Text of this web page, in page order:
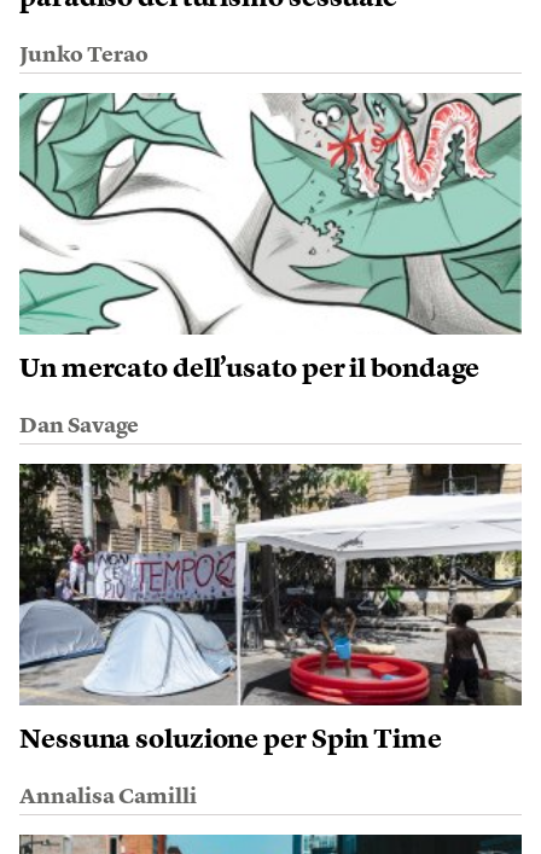
Junko Terao
Un mercato dell’usato per il bondage
Dan Savage
Nessuna soluzione per Spin Time
Annalisa Camilli